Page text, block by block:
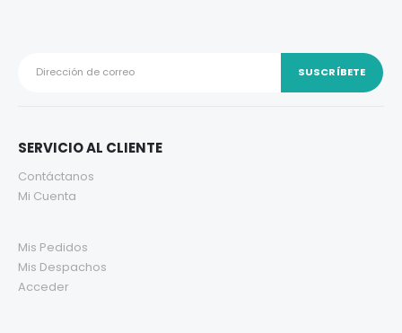
SERVICIO AL CLIENTE
Contáctanos
Mi Cuenta
Mis Pedidos
Mis Despachos
Acceder